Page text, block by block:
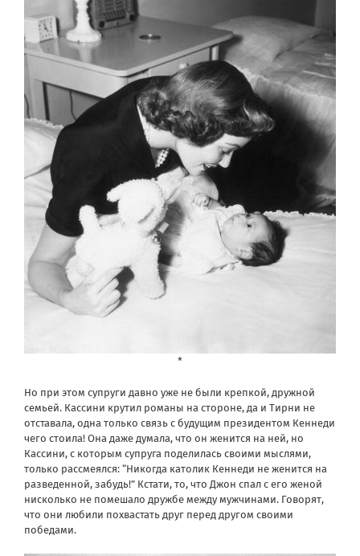
*
Но при этом супруги давно уже не были крепкой, дружной
семьей. Кассини крутил романы на стороне, да и Тирни не
отставала, одна только связь с будущим президентом Кеннеди
чего стоила! Она даже думала, что он женится на ней, но
Кассини, с которым супруга поделилась своими мыслями,
только рассмеялся: “Никогда католик Кеннеди не женится на
разведенной, забудь!” Кстати, то, что Джон спал с его женой
нисколько не помешало дружбе между мужчинами. Говорят,
что они любили похвастать друг перед другом своими
победами.